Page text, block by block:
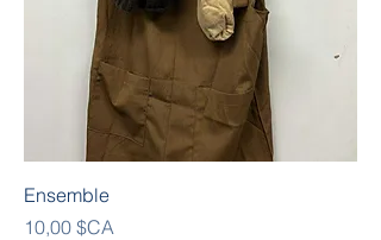
Ensemble
Prix
10,00 $CA